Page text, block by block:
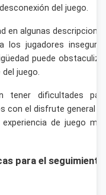
del juego.
en algunas
los jugadores
puede
juego.
tener dificultades
con el disfrute general
de juego
para el seguimiento